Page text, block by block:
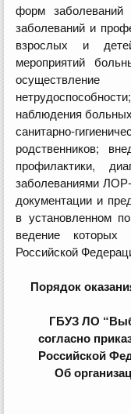
форм заболеваний
заболеваний и
взрослых и
мероприятий
наблюдения
санитарно-
родственников;
профилактики,
заболеваниями ЛОР-
документации и
в установленном
ведение которых
Российской
Порядок
ГБУЗ ЛО
согласно
Российской
Об